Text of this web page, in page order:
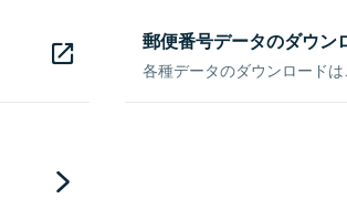
郵便番号データのダウン
各種データのダウンロード